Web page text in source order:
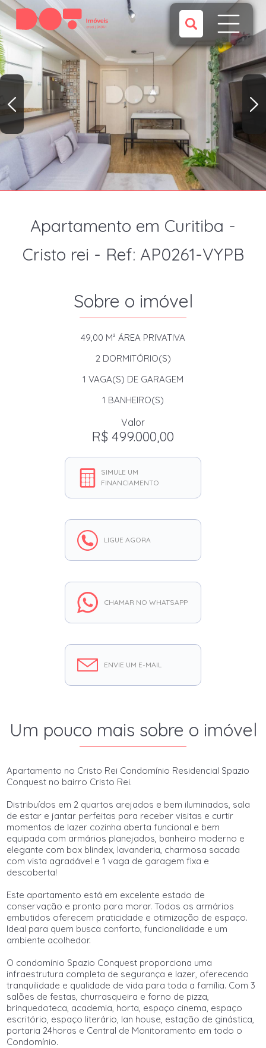
Apartamento em Curitiba -
Cristo rei - Ref: AP0261-VYPB
Sobre o imóvel
49,00 M² ÁREA PRIVATIVA
2DORMITÓRIO(S)
1 VAGA(S) DE GARAGEM
1 BANHEIRO(S)
Valor
R$ 499.000,00
SIMULE UM
FINANCIAMENTO
LIGUE AGORA
CHAMAR NO WHATSAPP
ENVIE UM E-MAIL
Um pouco mais sobre o imóvel
Apartamento no Cristo Rei Condomínio Residencial Spazio
Conquest no bairro Cristo Rei.
Distribuídos em 2 quartos arejados e bem iluminados, sala
de estar e jantar perfeitas para receber visitas e curtir
momentos de lazer cozinha aberta funcional e bem
equipada com armários planejados, banheiro moderno e
elegante com box blindex, lavanderia, charmosa sacada
com vista agradável e 1 vaga de garagem fixa e
descoberta!
Este apartamento está em excelente estado de
conservação e pronto para morar. Todos os armários
embutidos oferecem praticidade e otimização de espaço.
Ideal para quem busca conforto, funcionalidade e um
ambiente acolhedor.
O condomínio Spazio Conquest proporciona uma
infraestrutura completa de segurança e lazer, oferecendo
tranquilidade e qualidade de vida para toda a família. Com 3
salões de festas, churrasqueira e forno de pizza,
brinquedoteca, academia, horta, espaço cinema, espaço
escritório, espaço literário, lan house, estação de ginástica,
portaria 24horas e Central de Monitoramento em todo o
Condomínio.